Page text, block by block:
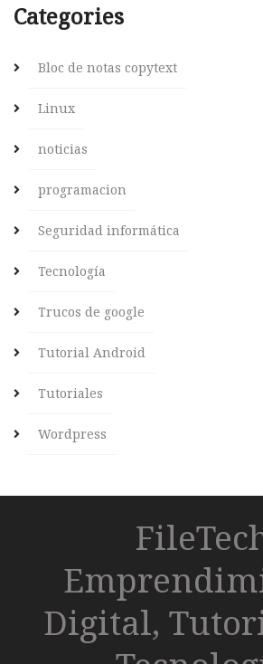
Categories
Bloc de notas copytext
Linux
noticias
programacion
Seguridad informática
Tecnología
Trucos de google
Tutorial Android
Tutoriales
Wordpress
Digital,